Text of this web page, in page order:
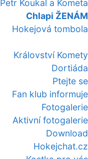
Petr Koukal a Kometa
Chlapi ŽENÁM
Hokejová tombola
Království Komety
Dortiáda
Ptejte se
Fan klub informuje
Fotogalerie
Aktivní fotogalerie
Download
Hokejchat.cz